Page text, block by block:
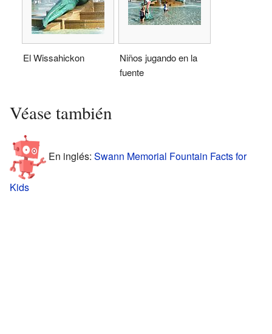
El Wissahickon
Niños jugando en la
fuente
Véase también
En inglés: Swann Memorial Fountain Facts for
Kids